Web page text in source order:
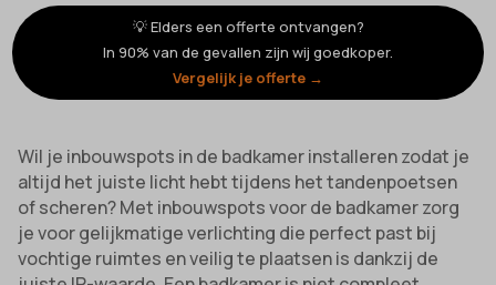
💡 Elders een offerte ontvangen?
In 90% van de gevallen zijn wij goedkoper.
Vergelijk je offerte →
Wil je inbouwspots in de badkamer installeren zodat je
altijd het juiste licht hebt tijdens het tandenpoetsen
of scheren? Met inbouwspots voor de badkamer zorg
je voor gelijkmatige verlichting die perfect past bij
vochtige ruimtes en veilig te plaatsen is dankzij de